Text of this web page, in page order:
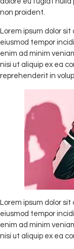
non proident.
Lorem ipsum dolor
eiusmod tempor
enim ad minim
nisi ut aliquip ex ea
reprehenderit in
Lorem ipsum dolor
eiusmod tempor
enim ad minim
nisi ut aliquip ex ea